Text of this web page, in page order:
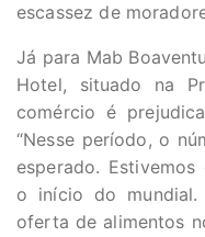
escassez de
Já para Mab
Hotel, situado na
comércio é
“Nesse período, o
esperado.
o início do mundial.
oferta de alimentos